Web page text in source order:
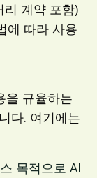
계약 포함)
에 따라 사용
을 규율하는
다. 여기에는
목적으로 AI